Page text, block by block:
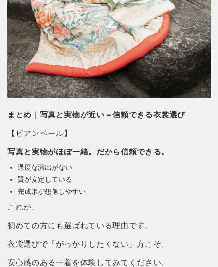
まとめ｜写真と実物が近い＝信頼できる衣裳選び
【ビアンベール】
写真と実物がほぼ一緒。だから信頼できる。
過度な演出がない
質が安定している
完成形が想像しやすい
これが、
初めての方にも選ばれている理由です。
衣裳選びで「がっかりしたくない」方こそ、
安心感のある一着を体験してみてください。